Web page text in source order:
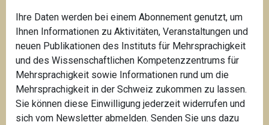
a
i
o
n
Ihre Daten werden bei einem Abonnement genutzt, um
Ihnen Informationen zu Aktivitäten, Veranstaltungen und
neuen Publikationen des Instituts für Mehrsprachigkeit
und des Wissenschaftlichen Kompetenzzentrums für
Mehrsprachigkeit sowie Informationen rund um die
Mehrsprachigkeit in der Schweiz zukommen zu lassen.
Sie können diese Einwilligung jederzeit widerrufen und
sich vom Newsletter abmelden. Senden Sie uns dazu